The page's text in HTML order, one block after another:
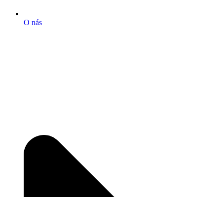
O nás